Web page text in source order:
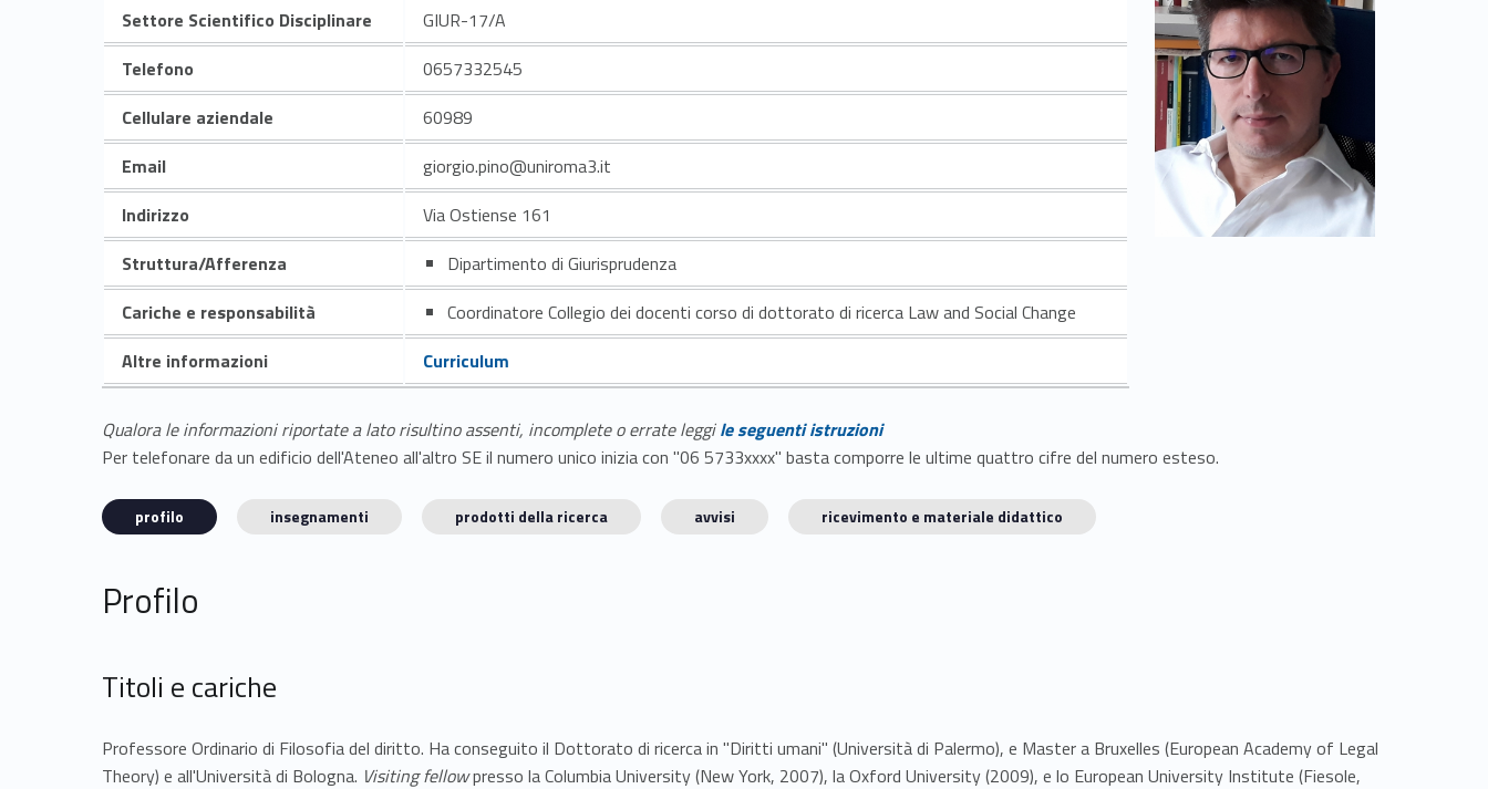
Settore Scientifico Disciplinare
GIUR-17/A
Telefono
0657332545
Cellulare aziendale
60989
Email
giorgio.pino@uniroma3.it
Indirizzo
Via Ostiense 161
Struttura/Afferenza
Dipartimento di Giurisprudenza
Cariche e responsabilità
Coordinatore Collegio dei docenti corso di dottorato di ricerca Law and Social Change
Altre informazioni
Curriculum
Qualora le informazioni riportate a lato risultino assenti, incomplete o errate leggile seguenti istruzioni
Per telefonare da un edificio dell'Ateneo all'altro SE il numero unico inizia con "06 5733xxxx" basta comporre le ultime quattro cifre del numero esteso.
profilo insegnamenti prodotti della ricerca avvisi ricevimento e materiale didattico
Profilo
Titoli e cariche
Professore Ordinario di Filosofia del diritto. Ha conseguito il Dottorato di ricerca in "Diritti umani" (Università di Palermo), e Master a Bruxelles (European Academy of Legal
Theory) e all'Università di Bologna. Visiting fellowpresso la Columbia University (New York, 2007), la Oxford University (2009), e lo European University Institute (Fiesole,